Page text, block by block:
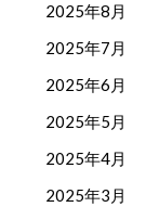
2025年8月
2025年7月
2025年6月
2025年5月
2025年4月
2025年3月